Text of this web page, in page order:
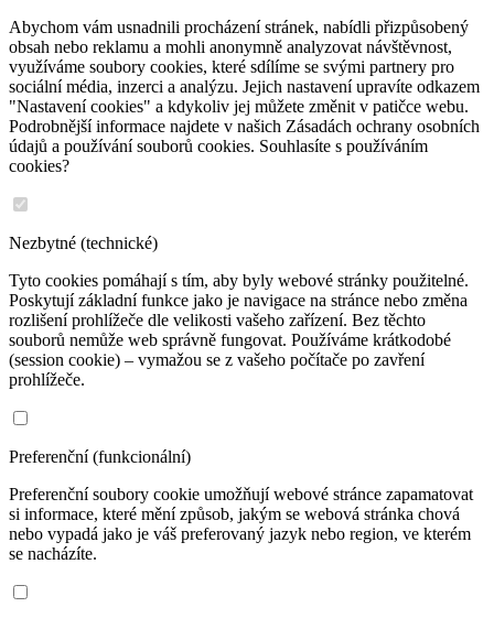
Abychom vám usnadnili procházení stránek, nabídli přizpůsobený
obsah nebo reklamu a mohli anonymně analyzovat návštěvnost,
využíváme soubory cookies, které sdílíme se svými partnery pro
sociální média, inzerci a analýzu. Jejich nastavení upravíte odkazem
"Nastavení cookies" a kdykoliv jej můžete změnit v patičce webu.
Podrobnější informace najdete v našich Zásadách ochrany osobních
údajů a používání souborů cookies. Souhlasíte s používáním
cookies?
Nezbytné (technické)
Tyto cookies pomáhají s tím, aby byly webové stránky použitelné.
Poskytují základní funkce jako je navigace na stránce nebo změna
rozlišení prohlížeče dle velikosti vašeho zařízení. Bez těchto
souborů nemůže web správně fungovat. Používáme krátkodobé
(session cookie) – vymažou se z vašeho počítače po zavření
prohlížeče.
Preferenční (funkcionální)
Preferenční soubory cookie umožňují webové stránce zapamatovat
si informace, které mění způsob, jakým se webová stránka chová
nebo vypadá jako je váš preferovaný jazyk nebo region, ve kterém
se nacházíte.